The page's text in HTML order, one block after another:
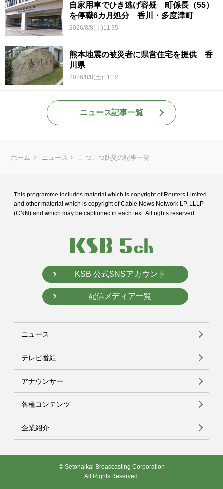
自家用車でひき逃げ容疑 町係長（55）
を停職6カ月処分 香川・多度津町
2026/8/8(土)11:35
熊本地震の被災者に県営住宅を提供 香
川県
2026/8/8(土)11:12
ニュース記事一覧
ホーム ニュース こつこつ防災の記事一覧
This programme includes material which is copyright of Reuters Limited
and other material which is copyright of Cable News Network LP, LLLP
(CNN) and which may be captioned in each text. All rights reserved.
KSB 公式SNSアカウント
配信メディア一覧
ニュース
テレビ番組
アナウンサー
各種コンテンツ
企業紹介
© Setonaikai Broadcasting Corporation
All Rights Reserved.